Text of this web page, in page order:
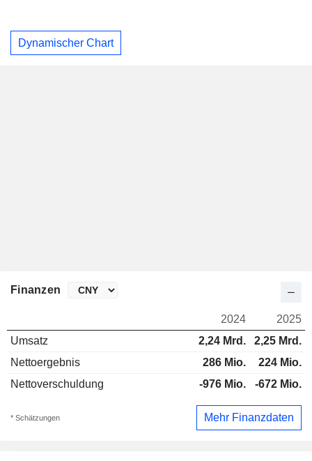
Dynamischer Chart
Finanzen
2024
2025
Umsatz
2,24 Mrd.
2,25 Mrd.
Nettoergebnis
286 Mio.
224 Mio.
Nettoverschuldung
-976 Mio. -672 Mio.
* Schätzungen Mehr Finanzdaten